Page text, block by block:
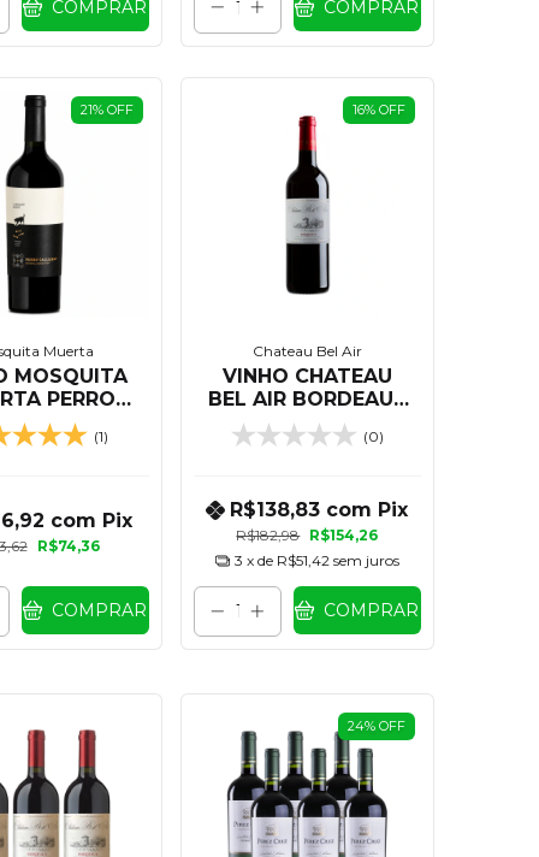
COMPRAR COMPRAR
21% OFF
Muerta
MOSQUITA
PERRO
FRANC
(1)
R$74,36
com Pix
COMPRAR
16% OFF
Chateau Bel Air
VINHO CHATEAU
BEL AIR BORDEAUX
TINTO 750 ML
(0)
R$182,98 R$154,26
R$138,83 com Pix
3 x de R$51,42 sem juros
COMPRAR
24% OFF